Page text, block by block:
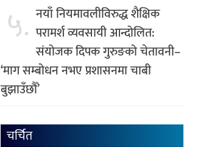
५. नयाँ नियमावलीविरुद्ध शैक्षिक
परामर्श व्यवसायी आन्दोलित:
संयोजक दिपक गुरुङको चेतावनी–
‘माग सम्बोधन नभए प्रशासनमा चाबी
बुझाउँछौँ’
चर्चित